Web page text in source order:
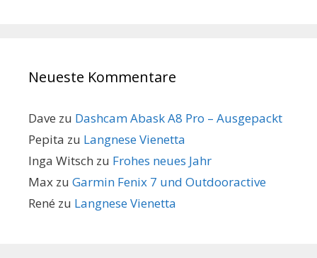
Neueste Kommentare
Dave zu Dashcam Abask A8 Pro – Ausgepackt
Pepita zu Langnese Vienetta
Inga Witsch zu Frohes neues Jahr
Max zu Garmin Fenix 7 und Outdooractive
René zu Langnese Vienetta